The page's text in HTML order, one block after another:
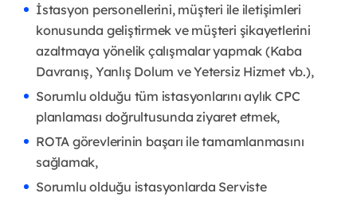
İstasyon personellerini, müşteri ile iletişimleri
konusunda geliştirmek ve müşteri şikayetlerini
azaltmaya yönelik çalışmalar yapmak (Kaba
Davranış, Yanlış Dolum ve Yetersiz Hizmet vb.),
Sorumlu olduğu tüm istasyonlarını aylık CPC
planlaması doğrultusunda ziyaret etmek,
ROTA görevlerinin başarı ile tamamlanmasını
sağlamak,
Sorumlu olduğu istasyonlarda Serviste